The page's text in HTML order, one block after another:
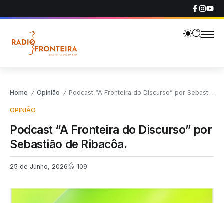
Home / Opinião / Podcast “A Fronteira do Discurso” por Sebastião de Ribacôa.
OPINIÃO
Podcast “A Fronteira do Discurso” por
Sebastião de Ribacôa.
25 de Junho, 2026 109